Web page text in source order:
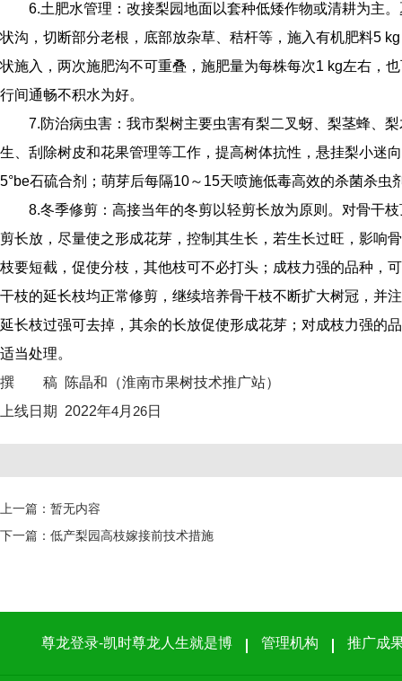
6.土肥水管理： 改接梨园地面以套种低矮作物或清耕为主
状沟，切断部分老根，底部放杂草、秸杆等，施入有机肥料5
状施入，两次施肥沟不可重叠，施肥量为每株每次1 kg左右，
行间通畅不积水为好。
7.防治病虫害： 我市梨树主要虫害有梨二叉蚜、梨茎蜂、
生、刮除树皮和花果管理等工作，提高树体抗性，悬挂梨小迷
5°be石硫合剂；萌芽后每隔10～15天喷施低毒高效的杀菌杀
8.冬季修剪： 高接当年的冬剪以轻剪长放为原则。对骨干
剪长放，尽量使之形成花芽，控制其生长，若生长过旺，影响
枝要短截，促使分枝，其他枝可不必打头；成枝力强的品种，
干枝的延长枝均正常修剪，继续培养骨干枝不断扩大树冠，并
延长枝过强可去掉，其余的长放促使形成花芽；对成枝力强的
适当处理。
撰 稿 陈晶和 （淮南市果树技术推广站）
上线日期
2022年4月 26日
上一篇： 暂无内容
下一篇： 低产梨园高枝嫁接前技术措施
尊龙登录-凯时尊龙人生就是博 管理机构 推广成